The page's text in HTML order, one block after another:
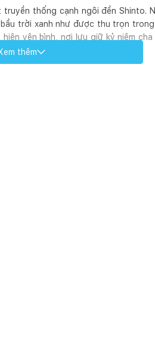
thống cạnh ngôi đền Shinto.
trời xanh như được thu trọn
yên bình, nơi lưu giữ kỷ niệm
thêm